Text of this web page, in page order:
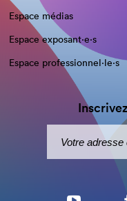
Espace médias
Espace exposant·e⋅s
Espace professionnel·le⋅s